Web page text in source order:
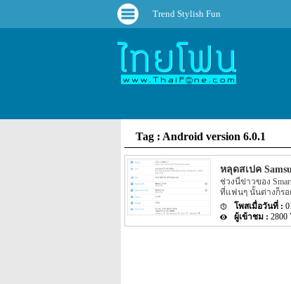
Trend Stylish Fun
Tag : Android version 6.0.1
หลุดสเปค
ช่วงนี้ข่าวของ
ที่แฟนๆ นั้นต่างก็รอ
ของทาง Samsung
Samsung ที่มีรายล
เอง โดยรายละเอี
2800